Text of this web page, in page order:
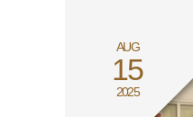
AUG
15
2025